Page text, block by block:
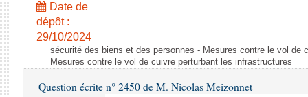
Date de
dépôt :
29/10/2024
sécurité des biens et des personnes - Mesures contre le vol de
Mesures contre le vol de cuivre perturbant les infrastructures
Question écrite n° 2450 de M. Nicolas Meizonnet